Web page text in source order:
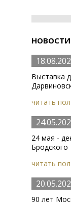
НОВОСТИ
Выставка
читать
24 мая -
Бродского
читать
90 лет